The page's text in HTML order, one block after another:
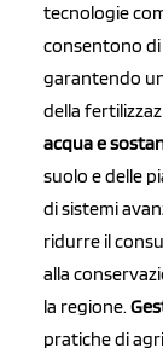
tecnologie
consentono di
garantendo
della
acqua e
suolo e delle
di sistemi
ridurre il
alla
la regione.
pratiche di